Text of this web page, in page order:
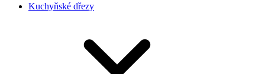
Kuchyňské dřezy